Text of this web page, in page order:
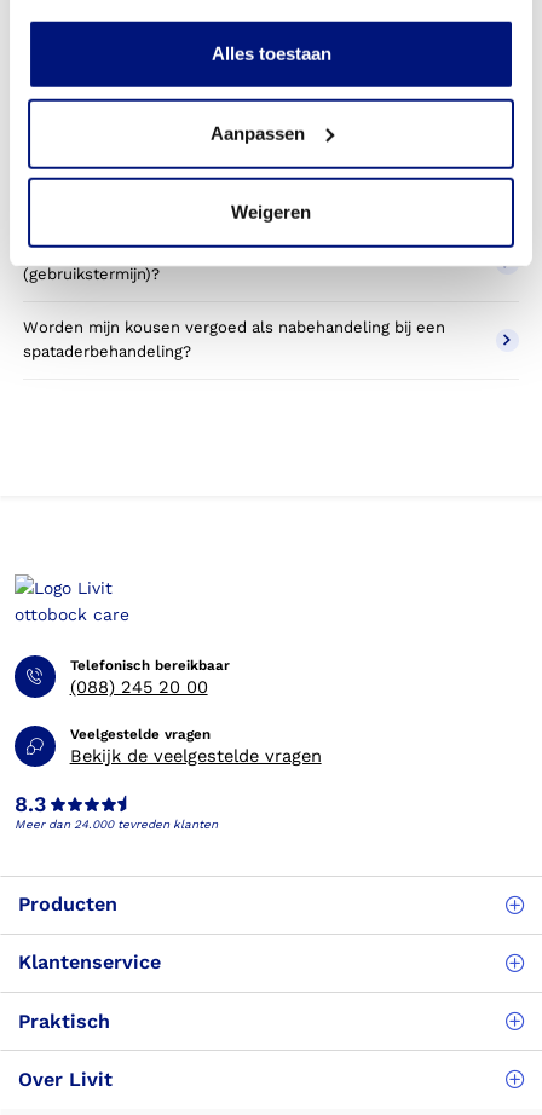
Alles toestaan
Aanpassen
Weigeren
Wordt een aan-en/of uittrekhulpmiddel vergoed vanuit de
zorgverzekeraar?
Krijg ik de kousen in eigendom of in bruikleen?
Wanneer heb ik recht op een nieuwe aantrekhulp of glijzak
(gebruikstermijn)?
Worden mijn kousen vergoed als nabehandeling bij een
spataderbehandeling?
Telefonisch bereikbaar
(088) 245 20 00
Veelgestelde vragen
Bekijk de veelgestelde vragen
8.3
Meer dan 24.000 tevreden klanten
Producten
Klantenservice
Praktisch
Over Livit